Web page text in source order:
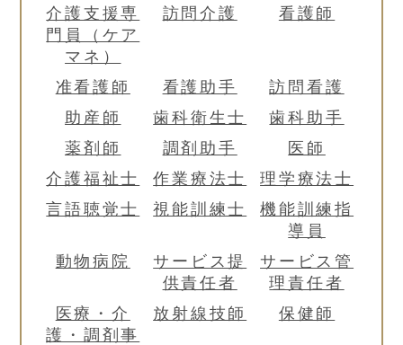
介護支援専
門員（ケア
マネ）
訪問介護 看護師
准看護師 看護助手
訪問看護
助産師
歯科衛生士
歯科助手
薬剤師
調剤助手
医師
介護福祉士
作業療法士
理学療法士
言語聴覚士
視能訓練士
機能訓練指
導員
動物病院
サービス提
供責任者
サービス管
理責任者
医療・介
護・調剤事
放射線技師 保健師